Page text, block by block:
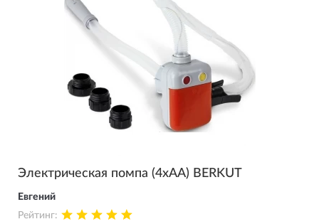
Электрическая помпа (4xAA) BERKUT
Евгений
Рейтинг: